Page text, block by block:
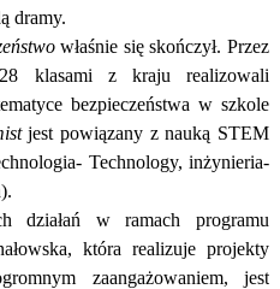
dramy.
właśnie się skończył. Przez
klasami z kraju realizowali
bezpieczeństwa w szkole
jest powiązany z nauką STEM
Technology, inżynieria-
działań w ramach programu
która realizuje projekty
zaangażowaniem, jest